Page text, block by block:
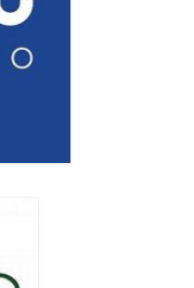
– Grupa 2
– Grupa 3